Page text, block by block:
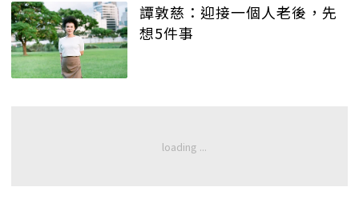
譚敦慈：迎接一個人老後，先
想5件事